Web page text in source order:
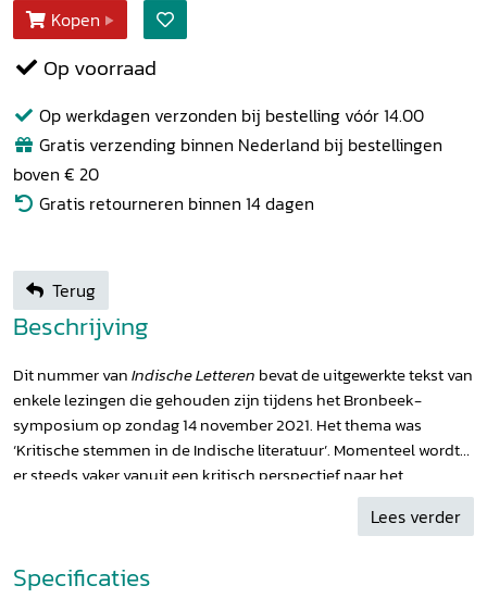
Kopen
Op voorraad
Op werkdagen verzonden bij bestelling vóór 14.00
Gratis verzending binnen Nederland bij bestellingen
boven € 20
Gratis retourneren binnen 14 dagen
Terug
Beschrijving
Dit nummer vanIndische Letteren bevat de uitgewerkte tekst van
enkele lezingen die gehouden zijn tijdens het Bronbeek-
symposium op zondag 14 november 2021. Het thema was
‘Kritische stemmen in de Indische literatuur’. Momenteel wordt
er steeds vaker vanuit een kritisch perspectief naar het
Nederlandse koloniale verleden in ‘de Oost’ gekeken, niet in de
minste plaats door middel van cultuuruitingen en vaak door
beschouwen.
Lees verder
Specificaties